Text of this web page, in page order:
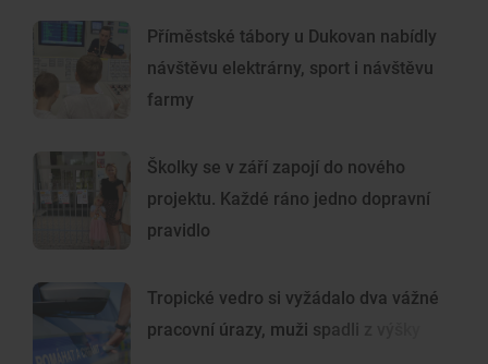
Příměstské tábory u Dukovan nabídly
návštěvu elektrárny, sport i návštěvu
farmy
Školky se v září zapojí do nového
projektu. Každé ráno jedno dopravní
pravidlo
Tropické vedro si vyžádalo dva vážné
pracovní úrazy, muži spadli z výšky